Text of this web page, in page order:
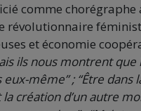
comme
révolutionnaire
et économie
ils nous montrent
même” ; “Être
création d’un autre